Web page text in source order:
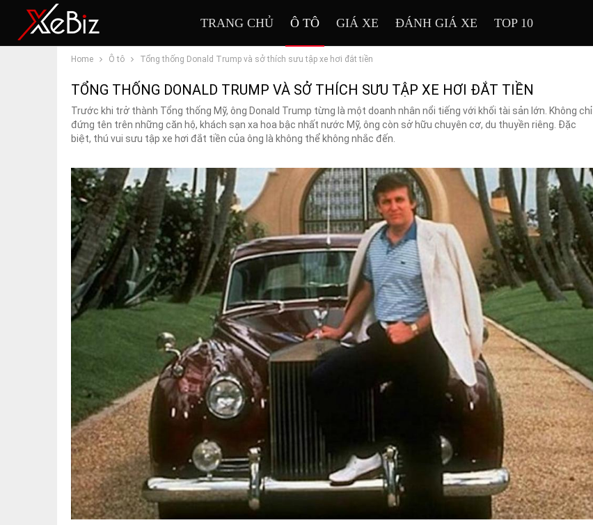
TRANG CHỦ Ô TÔ GIÁ XE ĐÁNH GIÁ XE TOP 10
Home Ô tô Tổng thống Donald Trump và sở thích sưu tập xe hơi đắt tiền
TỔNG THỐNG DONALD TRUMP VÀ SỞ THÍCH SƯU TẬP XE HƠI ĐẮT TIỀN
Trước khi trở thành Tổng thống Mỹ, ông Donald Trump từng là một doanh nhân nổi tiếng với khối tài sản lớn. Không chỉ
đứng tên trên những căn hộ, khách sạn xa hoa bậc nhất nước Mỹ, ông còn sở hữu chuyên cơ, du thuyền riêng. Đặc
biệt, thú vui sưu tập xe hơi đắt tiền của ông là không thể không nhắc đến.